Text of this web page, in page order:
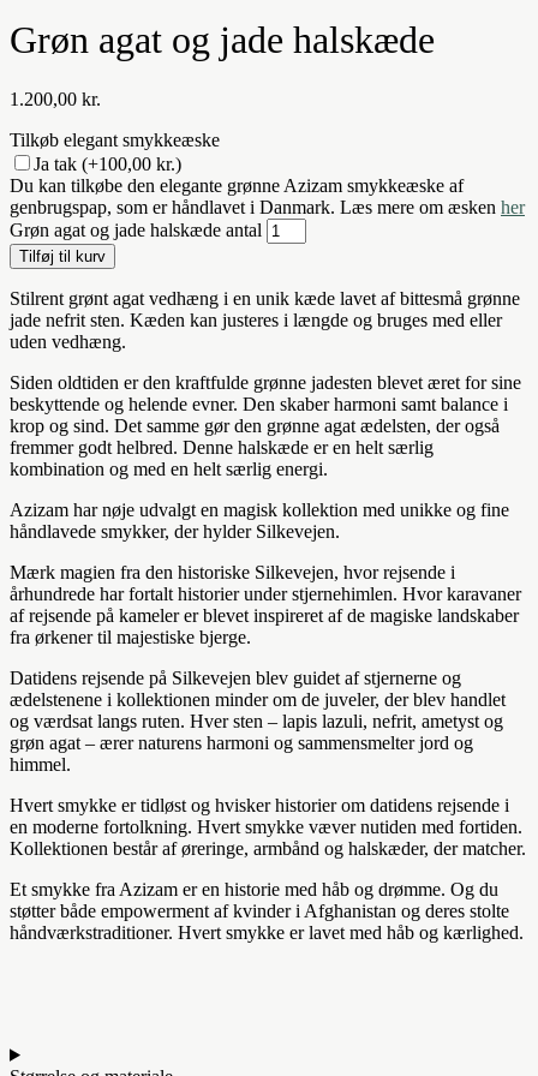
Grøn agat og jade halskæde
1.200,00 kr.
Tilkøb elegant smykkeæske
Ja tak (+100,00 kr.)
Du kan tilkøbe den elegante grønne Azizam smykkeæske af
genbrugspap, som er håndlavet i Danmark. Læs mere om æsken her
Grøn agat og jade halskæde antal
Tilføj til kurv
Stilrent grønt agat vedhæng i en unik kæde lavet af bittesmå grønne
jade nefrit sten. Kæden kan justeres i længde og bruges med eller
uden vedhæng.
Siden oldtiden er den kraftfulde grønne jadesten blevet æret for sine
beskyttende og helende evner. Den skaber harmoni samt balance i
krop og sind. Det samme gør den grønne agat ædelsten, der også
fremmer godt helbred. Denne halskæde er en helt særlig
kombination og med en helt særlig energi.
Azizam har nøje udvalgt en magisk kollektion med unikke og fine
håndlavede smykker, der hylder Silkevejen.
Mærk magien fra den historiske Silkevejen, hvor rejsende i
århundrede har fortalt historier under stjernehimlen. Hvor karavaner
af rejsende på kameler er blevet inspireret af de magiske landskaber
fra ørkener til majestiske bjerge.
Datidens rejsende på Silkevejen blev guidet af stjernerne og
ædelstenene i kollektionen minder om de juveler, der blev handlet
og værdsat langs ruten. Hver sten – lapis lazuli, nefrit, ametyst og
grøn agat – ærer naturens harmoni og sammensmelter jord og
himmel.
Hvert smykke er tidløst og hvisker historier om datidens rejsende i
en moderne fortolkning. Hvert smykke væver nutiden med fortiden.
Kollektionen består af øreringe, armbånd og halskæder, der matcher.
Et smykke fra Azizam er en historie med håb og drømme. Og du
støtter både empowerment af kvinder i Afghanistan og deres stolte
håndværkstraditioner. Hvert smykke er lavet med håb og kærlighed.